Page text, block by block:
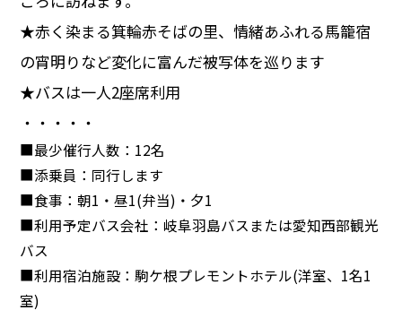
★赤く染まる箕輪赤そばの里、情緒あふれる馬籠宿
の宵明りなど変化に富んだ被写体を巡ります
★バスは一人2座席利用
・・・・・
■最少催行人数：12名
■添乗員：同行します
■食事：朝1・昼1(弁当)・夕1
■利用予定バス会社：岐阜羽島バスまたは愛知西部観光
バス
■利用宿泊施設：駒ケ根プレモントホテル(洋室、1名1
室)